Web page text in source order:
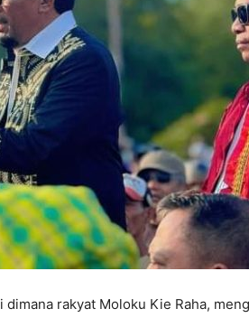
rakyat Moloku Kie Raha,